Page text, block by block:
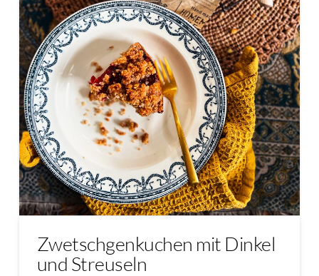
Zwetschgenkuchen mit Dinkel
und Streuseln